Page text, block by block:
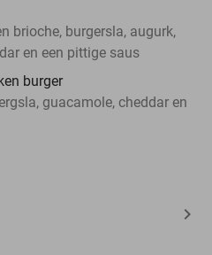
brioche, burgersla, augurk,
en een pittige saus
burger
guacamole, cheddar en